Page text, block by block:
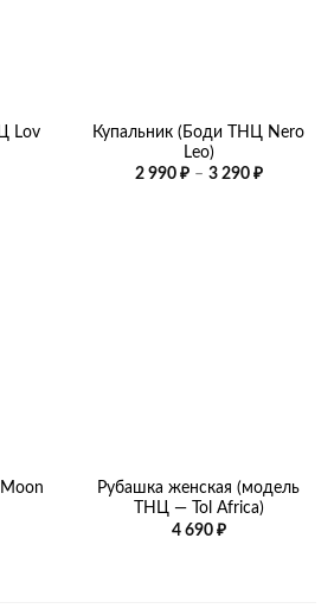
Lov
Купальник (Боди ТНЦ Nero
Leo)
2 990 ₽ – 3 290 ₽
Рубашка женская (модель
ТНЦ — Tol Africa)
4 690 ₽